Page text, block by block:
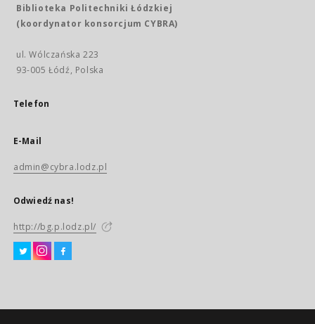
Biblioteka Politechniki Łódzkiej
(koordynator konsorcjum CYBRA)
ul. Wólczańska 223
93-005 Łódź, Polska
Telefon
E-Mail
admin@cybra.lodz.pl
Odwiedź nas!
http://bg.p.lodz.pl/